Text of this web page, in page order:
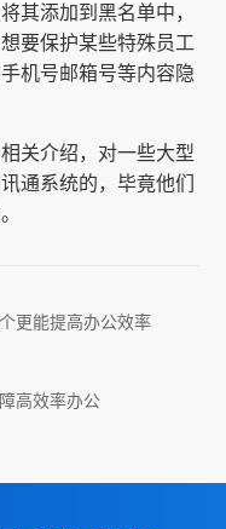
其添加到黑名单中，
要保护某些特殊员工
机号邮箱号等内容隐
关介绍，对一些大型
通系统的，毕竟他们
更能提高办公效率
高效率办公